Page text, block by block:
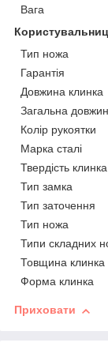
Вага
Тип ножа
Гарантія
Довжина клинка
Загальна
Колір рукоятки
Марка сталі
Твердість клинка
Тип замка
Тип заточення
Тип ножа
Типи складних
Товщина клинка
Форма клинка
Приховати